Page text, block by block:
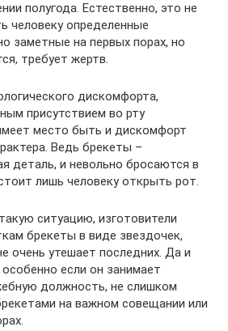
полугода. Естественно, это не
человеку определенные
заметные на первых порах, но
требует жертв.
дискомфорта,
присутствием во рту
место быть и дискомфорт
Ведь брекеты –
деталь, и невольно бросаются в
лишь человеку открыть рот.
ситуацию, изготовители
брекеты в виде звездочек,
очень утешает последних. Да и
если он занимает
должность, не слишком
на важном совещании или